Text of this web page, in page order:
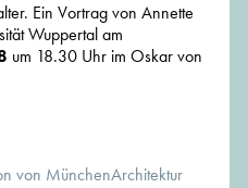
Ein Vortrag von Annette
Wuppertal am
um 18.30 Uhr im Oskar von
von MünchenArchitektur